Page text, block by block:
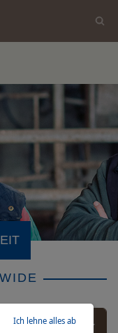
Ich lehne alles ab